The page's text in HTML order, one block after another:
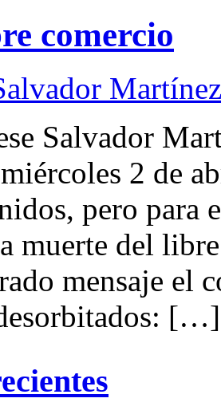
comercio
Salvador
2 de
pero para
muerte del
mensaje el
[…]